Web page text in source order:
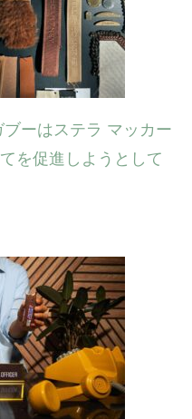
ーはステラ マッカー
を促進しようとして